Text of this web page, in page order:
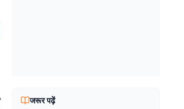
जरूर पढ़ें